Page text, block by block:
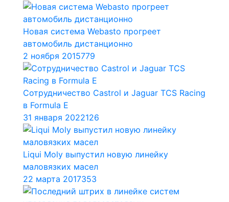
Новая система Webasto прогреет
автомобиль дистанционно
2 ноября 2015779
Сотрудничество Castrol и Jaguar TCS Racing
в Formula E
31 января 2022126
Liqui Moly выпустил новую линейку
маловязких масел
22 марта 2017353